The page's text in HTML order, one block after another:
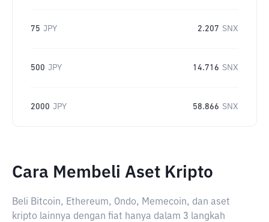
75 JPY 2.207 SNX
500 JPY 14.716 SNX
2000 JPY 58.866 SNX
Cara Membeli Aset Kripto
Beli Bitcoin, Ethereum, Ondo, Memecoin, dan aset
kripto lainnya dengan fiat hanya dalam 3 langkah